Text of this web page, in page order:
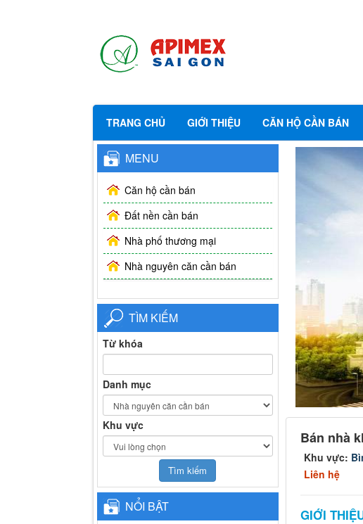
TRANG CHỦ GIỚI THIỆU CĂN HỘ CẦN BÁN
Bán nhà
Khu vực:
Liên hệ
GIỚI
MENU
Căn hộ cần bán
Đất nền cần bán
Nhà phố thương mại
Nhà nguyên căn cần bán
TÌM KIẾM
Từ khóa
Danh mục
Khu vực
NỔI BẬT